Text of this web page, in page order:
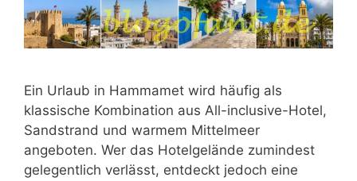
Ein Urlaub in Hammamet wird häufig als
klassische Kombination aus All-inclusive-Hotel,
Sandstrand und warmem Mittelmeer
angeboten. Wer das Hotelgelände zumindest
gelegentlich verlässt, entdeckt jedoch eine